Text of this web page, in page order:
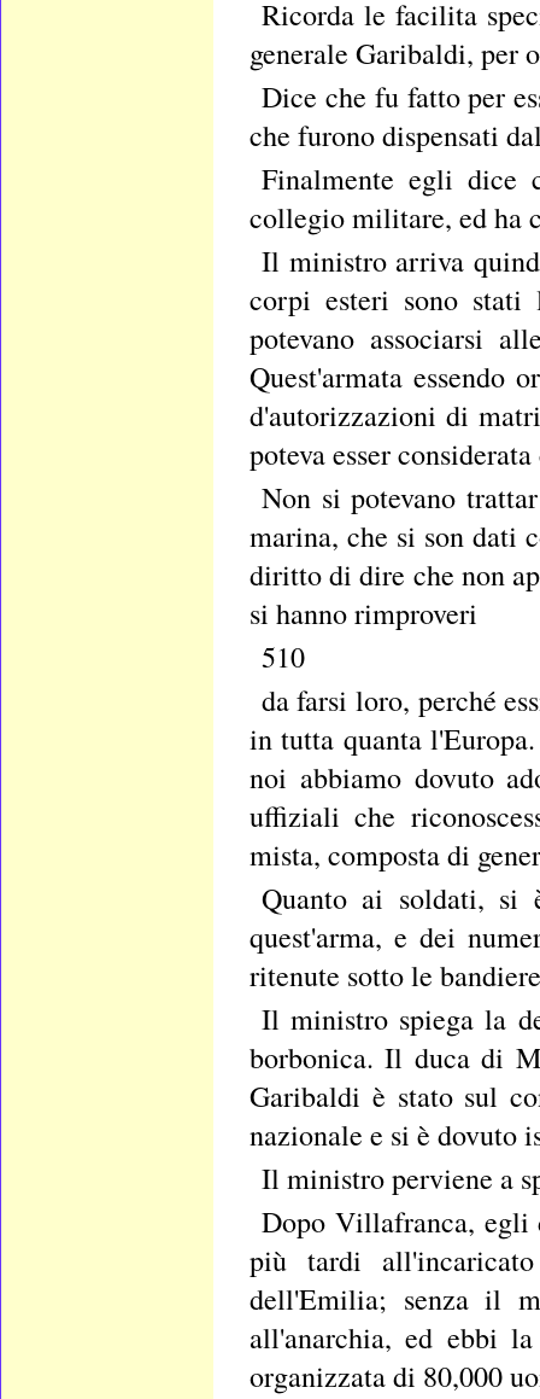
Ricorda le facilita
generale Garibaldi, per
Dice che fu fatto per
che furono dispensati
Finalmente egli dice
collegio militare, ed ha
Il ministro arriva
corpi esteri sono
potevano associarsi
Quest'armata essendo
d'autorizzazioni di
poteva esser
Non si potevano
marina, che si son dati
diritto di dire che non
si hanno rimproveri
510
da farsi loro, perché
in tutta quanta
noi abbiamo dovuto
uffiziali che
mista, composta di
Quanto ai soldati, si
quest'arma, e dei
ritenute sotto le
Il ministro spiega la
borbonica. Il duca di
Garibaldi è stato sul
nazionale e si è dovuto
Il ministro perviene a
Dopo Villafranca, egli
più tardi
dell'Emilia; senza il
all'anarchia, ed ebbi
organizzata di 80,000